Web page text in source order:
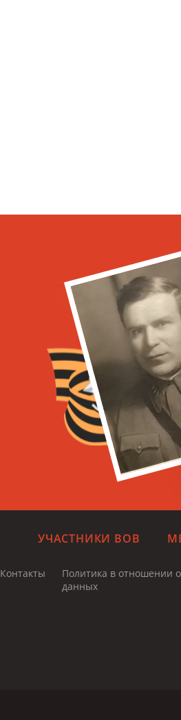
УЧАСТНИКИ ВОВ
Контакты
Политика в отношении
данных